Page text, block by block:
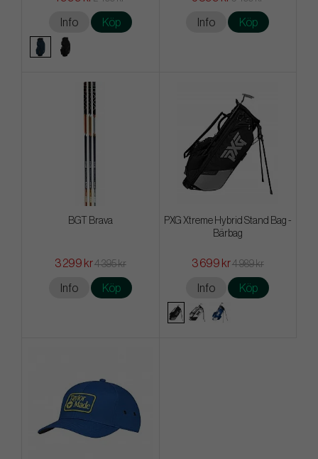
Info Köp Info Köp
BGT Brava
3 299 kr4 395 kr
Info Köp
PXG Xtreme Hybrid Stand Bag -
Bärbag
3 699 kr4 989 kr
Info Köp